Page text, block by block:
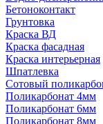
Бетоноконтакт
Грунтовка
Краска ВД
Краска фасадная
Краска интерьерная
Шпатлевка
Сотовый
Поликарбонат 4мм
Поликарбонат 6мм
Поликарбонат 8мм